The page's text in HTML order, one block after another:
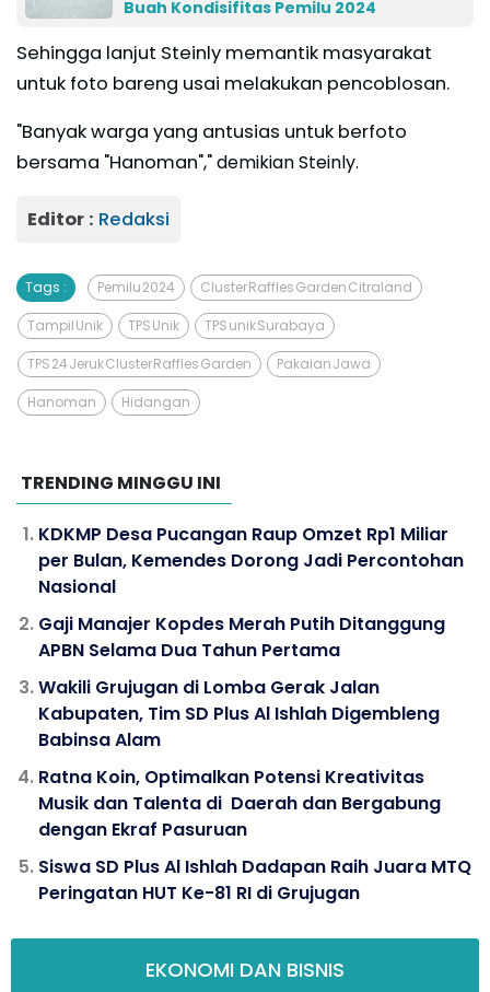
Buah Kondisifitas Pemilu 2024
Sehingga lanjut Steinly memantik masyarakat
untuk foto bareng usai melakukan pencoblosan.
"Banyak warga yang antusias untuk berfoto
bersama "Hanoman","demikian Steinly.
Editor : Redaksi
Tags : Pemilu 2024 Cluster Raffles Garden Citraland
Tampil Unik TPS Unik TPS unik Surabaya
TPS 24 Jeruk Cluster Raffles Garden Pakaian Jawa
Hanoman Hidangan
TRENDING MINGGU INI
KDKMP Desa Pucangan Raup Omzet Rp1 Miliar
per Bulan, Kemendes Dorong Jadi Percontohan
Nasional
Gaji Manajer Kopdes Merah Putih Ditanggung
APBN Selama Dua Tahun Pertama
Wakili Grujugan di Lomba Gerak Jalan
Kabupaten, Tim SD Plus Al Ishlah Digembleng
Babinsa Alam
Ratna Koin, Optimalkan Potensi Kreativitas
Musik dan Talenta di Daerah dan Bergabung
dengan Ekraf Pasuruan
Siswa SD Plus Al Ishlah Dadapan Raih Juara MTQ
Peringatan HUT Ke-81 RI di Grujugan
EKONOMI DAN BISNIS